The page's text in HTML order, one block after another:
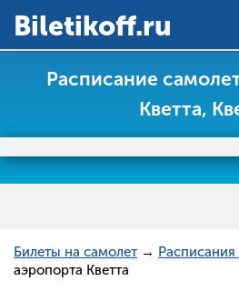
Вiletikoff.ru
Расписание
Кветта,
Билеты на самолет → Расписания
аэропорта Кветта